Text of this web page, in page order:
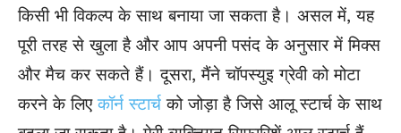
किसी भी विकल्प के साथ बनाया जा सकता है। असल में, यह
पूरी तरह से खुला है और आप अपनी पसंद के अनुसार में मिक्स
और मैच कर सकते हैं। दूसरा, मैंने चॉपस्युइ ग्रेवी को मोटा
करने के लिएकॉर्न स्टार्च को जोड़ा है जिसे आलू स्टार्च के साथ